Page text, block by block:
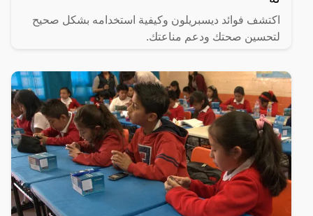
اكتشف فوائد ديسبريلون وكيفية استخدامه بشكل صحيح
لتحسين صحتك ودعم مناعتك.